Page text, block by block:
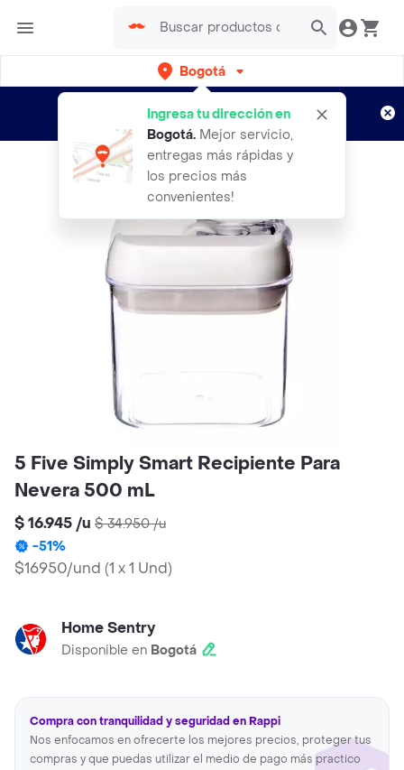
Bogotá
Ingresa tu dirección en
Bogotá. Mejor servicio,
entregas más rápidas y
los precios más
convenientes!
envíos gratis por semanas
Aplican TyC
5 Five Simply Smart Recipiente Para
Nevera 500 mL
$ 16.945 /u $ 34.950/u
-51%
$16950/und (1 x 1 Und)
Home Sentry
Disponible en Bogotá
Compra con tranquilidad y seguridad en Rappi
Nos enfocamos en ofrecerte los mejores precios, proteger tus
compras y que puedas utilizar el medio de pago más practico